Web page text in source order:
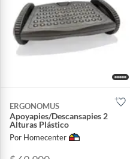
ERGONOMUS
Apoyapies/Descansapies 2
Alturas Plástico
Por Homecenter